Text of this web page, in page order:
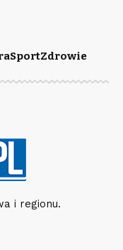
SportZdrowie
i regionu.